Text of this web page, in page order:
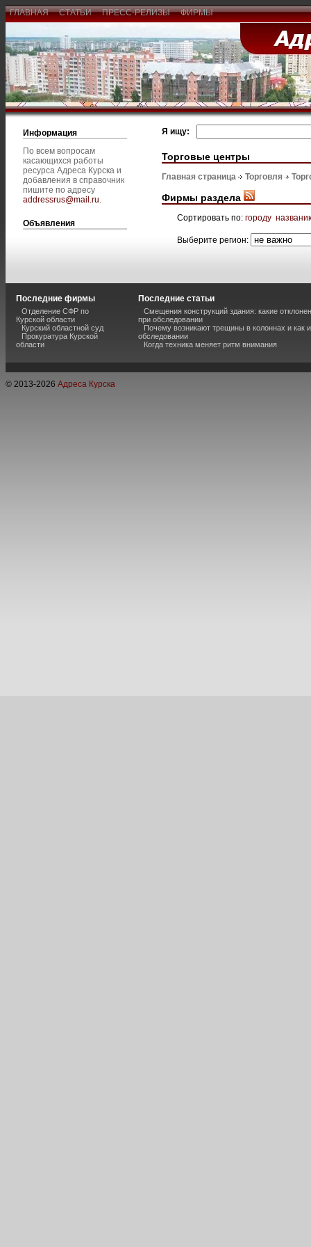
ГЛАВНАЯ СТАТЬИ ПРЕСС-РЕЛИЗЫ ФИРМЫ
Информация
По всем вопросам
касающихся работы
ресурса Адреса Курска и
добавления в справочник
пишите по адресу
addressrus@mail.ru.
Объявления
Я ищу:
Торговые центры
Главная страница Торговля
Фирмы раздела
Сортировать по: городу
Выберите регион:
Последние фирмы
Отделение СФР по
Курской области
Курский областной суд
Прокуратура Курской
области
Последние статьи
Смещения конструкций здания: какие
при обследовании
Почему возникают трещины в колоннах и как
обследовании
Когда техника меняет ритм внимания
© 2013-2026 Адреса Курска